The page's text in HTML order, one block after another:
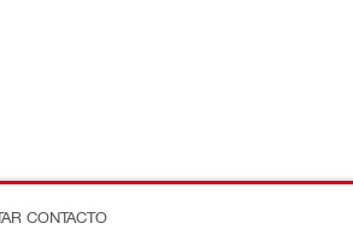
CONTACTO